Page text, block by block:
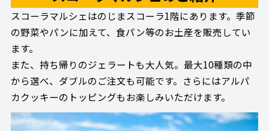
スコーラマルシェはのじまスコーラ1階にあります。季節
の野菜やパンに加えて、食パン等のお土産を販売してい
ます。
また、持ち帰りのジェラートも大人気。最大10種類の中
から選べ、ダブルのご注文も可能です。さらにはアルパ
カクッキーのトッピングもお楽しみいただけます。